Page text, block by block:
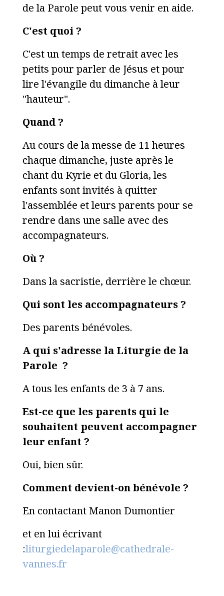
de la Parole peut vous venir en aide.
C'est quoi ?
C'est un temps de retrait avec les
petits pour parler de Jésus et pour
lire l'évangile du dimanche à leur
"hauteur".
Quand ?
Au cours de la messe de 11 heures
chaque dimanche, juste après le
chant du Kyrie et du Gloria, les
enfants sont invités à quitter
l'assemblée et leurs parents pour se
rendre dans une salle avec des
accompagnateurs.
Où ?
Dans la sacristie, derrière le chœur.
Qui sont les accompagnateurs ?
Des parents bénévoles.
A qui s'adresse la Liturgie de la
Parole ?
A tous les enfants de 3 à 7 ans.
Est-ce que les parents qui le
souhaitent peuvent accompagner
leur enfant ?
Oui, bien sûr.
Comment devient-on bénévole ?
En contactant Manon Dumontier
et en lui écrivant
:liturgiedelaparole@cathedrale-
vannes.fr